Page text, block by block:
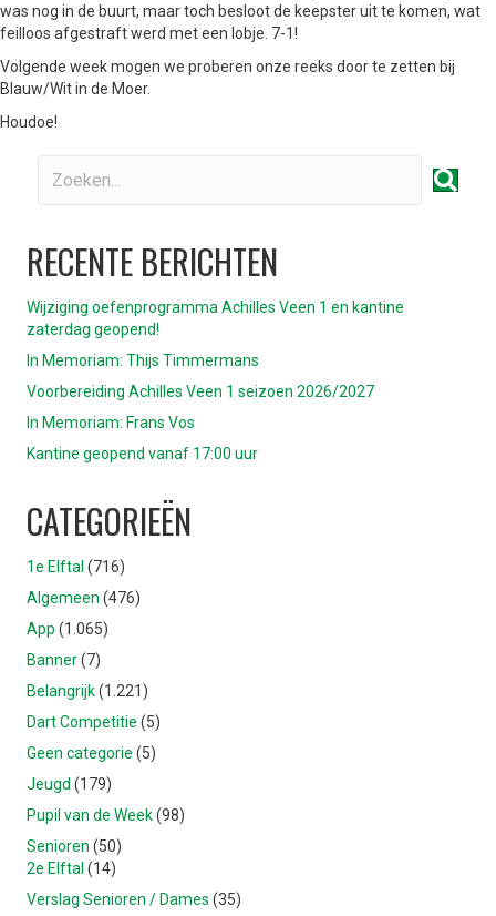
was nog in de buurt, maar toch besloot de keepster uit te komen, wat
feilloos afgestraft werd met een lobje. 7-1!
Volgende week mogen we proberen onze reeks door te zetten bij
Blauw/Wit in de Moer.
Houdoe!
RECENTE BERICHTEN
Wijziging oefenprogramma Achilles Veen 1 en kantine
zaterdag geopend!
In Memoriam: Thijs Timmermans
Voorbereiding Achilles Veen 1 seizoen 2026/2027
In Memoriam: Frans Vos
Kantine geopend vanaf 17:00 uur
CATEGORIEËN
1e Elftal (716)
Algemeen (476)
App (1.065)
Banner(7)
Belangrijk(1.221)
Dart Competitie (5)
Geen categorie (5)
Jeugd (179)
Pupil van de Week(98)
Senioren (50)
2e Elftal (14)
Verslag Senioren / Dames (35)